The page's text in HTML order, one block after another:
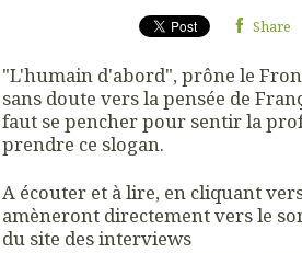
Share
"L'humain d'abord", prône le
sans doute vers la pensée de
faut se pencher pour sentir la
prendre ce slogan.
A écouter et à lire, en cliquant
amèneront directement vers le
du site des interviews